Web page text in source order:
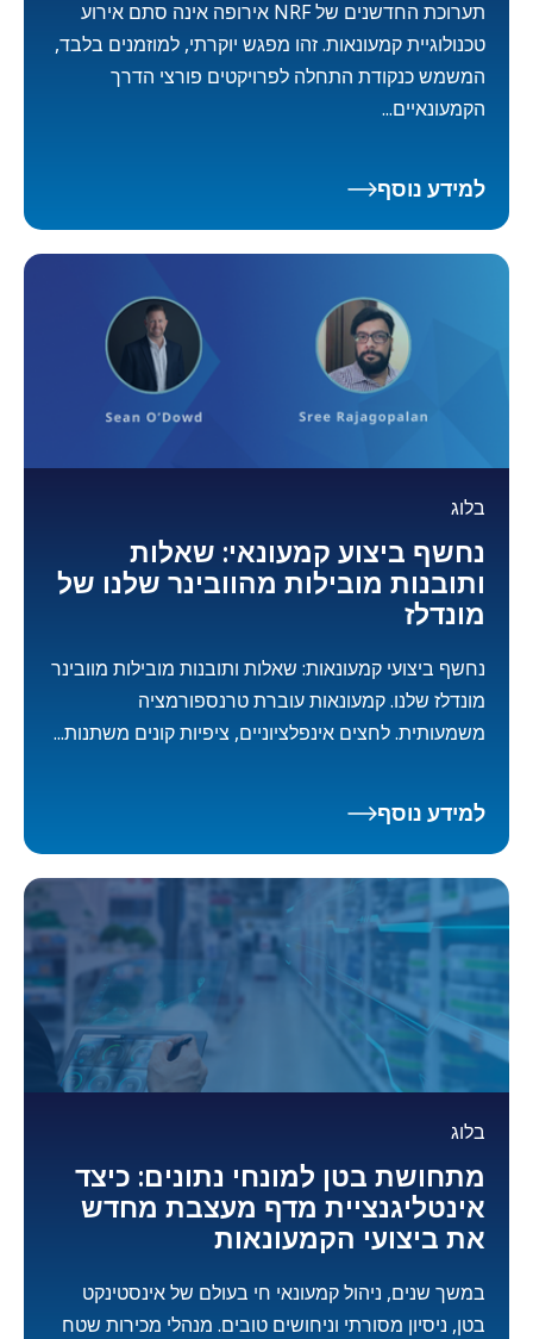
תערוכת החדשנים של NRF אירופה אינה סתם אירוע
טכנולוגיית קמעונאות. זהו מפגש יוקרתי, למוזמנים בלבד,
המשמש כנקודת התחלה לפרויקטים פורצי הדרך
הקמעונאיים...
למידע נוסף
בלוג
נחשף ביצוע קמעונאי: שאלות
ותובנות מובילות מהוובינר שלנו של
מונדלז
נחשף ביצועי קמעונאות: שאלות ותובנות מובילות מוובינר
מונדלז שלנו. קמעונאות עוברת טרנספורמציה
משמעותית. לחצים אינפלציוניים, ציפיות קונים משתנות...
למידע נוסף
בלוג
מתחושת בטן למונחי נתונים: כיצד
אינטליגנציית מדף מעצבת מחדש
את ביצועי הקמעונאות
במשך שנים, ניהול קמעונאי חי בעולם של אינסטינקט
בטן, ניסיון מסורתי וניחושים טובים. מנהלי מכירות שטח